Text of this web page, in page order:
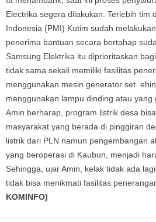
Electrika segera dilakukan. Terlebih tim
Indonesia (PMI) Kutim sudah
penerima bantuan secara bertahap
Samsung Elektrika itu diprioritaskan
tidak sama sekali memiliki fasilitas
menggunakan mesin generator set.
menggunakan lampu dinding atau yang
Amin berharap, program listrik desa
masyarakat yang berada di pinggiran
listrik dari PLN namun pengembangan
yang beroperasi di Kaubun, menjadi
Sehingga, ujar Amin, kelak tidak ada
tidak bisa menikmati fasilitas
KOMINFO)